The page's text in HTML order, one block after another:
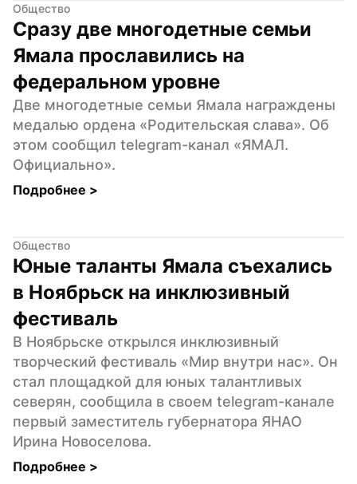
Общество
Сразу две многодетные семьи
Ямала прославились на
федеральном уровне
Две многодетные семьи Ямала награждены
медалью ордена «Родительская слава». Об
этом сообщил telegram-канал «ЯМАЛ.
Официально».
Подробнее >
Общество
Юные таланты Ямала съехались
в Ноябрьск на инклюзивный
фестиваль
В Ноябрьске открылся инклюзивный
творческий фестиваль «Мир внутри нас». Он
стал площадкой для юных талантливых
северян, сообщила в своем telegram-канале
первый заместитель губернатора ЯНАО
Ирина Новоселова.
Подробнее >